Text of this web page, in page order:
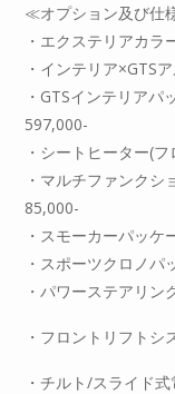
≪オプション及び仕
・エクステリアカラ
・インテリア×GTS
・GTSインテリア
597,000-
・シートヒーター(
・マルチファンク
85,000-
・スモーカーパッ
・スポーツクロノパ
・パワーステアリ
・フロントリフト
・チルト/スライド